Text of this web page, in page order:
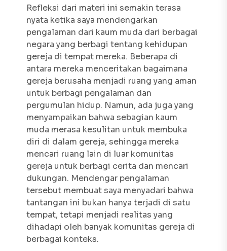
Refleksi dari materi ini semakin terasa
nyata ketika saya mendengarkan
pengalaman dari kaum muda dari berbagai
negara yang berbagi tentang kehidupan
gereja di tempat mereka. Beberapa di
antara mereka menceritakan bagaimana
gereja berusaha menjadi ruang yang aman
untuk berbagi pengalaman dan
pergumulan hidup. Namun, ada juga yang
menyampaikan bahwa sebagian kaum
muda merasa kesulitan untuk membuka
diri di dalam gereja, sehingga mereka
mencari ruang lain di luar komunitas
gereja untuk berbagi cerita dan mencari
dukungan. Mendengar pengalaman
tersebut membuat saya menyadari bahwa
tantangan ini bukan hanya terjadi di satu
tempat, tetapi menjadi realitas yang
dihadapi oleh banyak komunitas gereja di
berbagai konteks.